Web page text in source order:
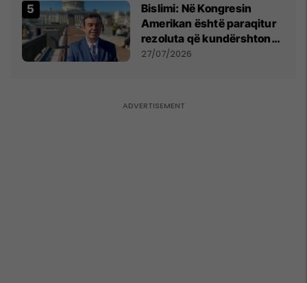
Bislimi: Në Kongresin
Amerikan është paraqitur
rezoluta që kundërshton
mbajtjen e Asamblesë
27/07/2026